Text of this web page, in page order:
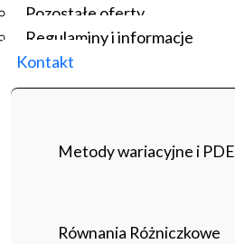
Pozostałe oferty
Regulaminy i informacje
Kontakt
Metody wariacyjne i PDE
Równania Różniczkowe